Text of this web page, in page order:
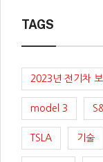
TAGS
2023년 전기차
model 3
TSLA 기술